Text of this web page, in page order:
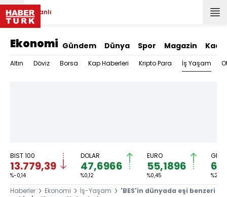
Canlı
Ekonomi Gündem Dünya Spor Magazin
Altın Döviz Borsa Kap Haberleri Kripto Para İş Yaşam
BIST 100
13.779,39
%-0,14
DOLAR
47,6966
%0,12
EURO
55,1896
%0,45 %2,59
Haberler Ekonomi İş-Yaşam
'BES'in dünyada eşi benzeri